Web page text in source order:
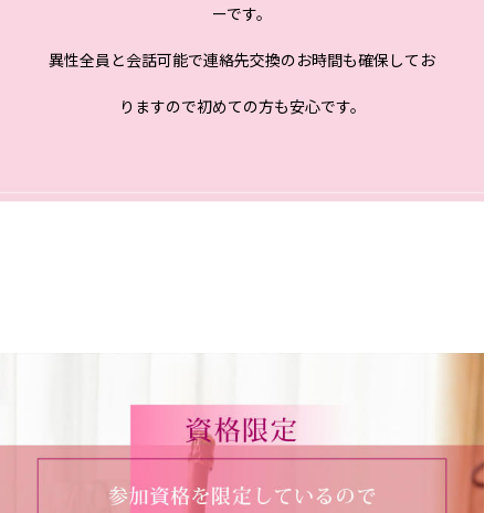
ーです。
異性全員と会話可能で連絡先交換のお時間も確保してお
りますので初めての方も安心です。